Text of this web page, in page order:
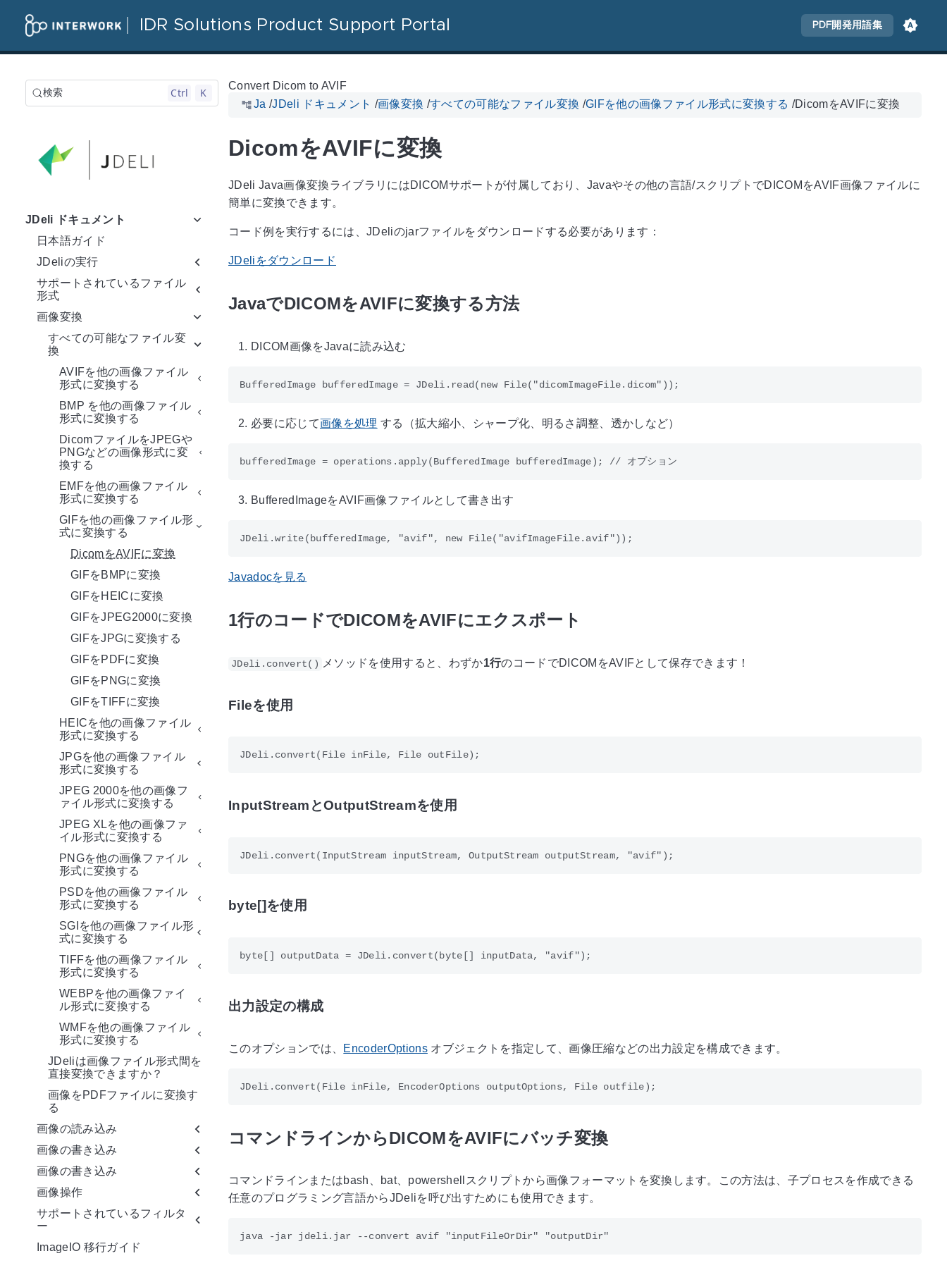
IDR Solutions Product Support Portal PDF開発用語集
検索 Ctrl K
JDeli ドキュメント
日本語ガイド
JDeliの実行
サポートされているファイル
形式
画像変換
すべての可能なファイル変
換
AVIFを他の画像ファイル
形式に変換する
BMP を他の画像ファイル
形式に変換する
DicomファイルをJPEGや
PNGなどの画像形式に変
換する
EMFを他の画像ファイル
形式に変換する
GIFを他の画像ファイル形
式に変換する
DicomをAVIFに変換
GIFをBMPに変換
GIFをHEICに変換
GIFをJPEG2000に変換
GIFをJPGに変換する
GIFをPDFに変換
GIFをPNGに変換
GIFをTIFFに変換
HEICを他の画像ファイル
形式に変換する
JPGを他の画像ファイル
形式に変換する
JPEG 2000を他の画像フ
ァイル形式に変換する
JPEG XLを他の画像ファ
イル形式に変換する
PNGを他の画像ファイル
形式に変換する
PSDを他の画像ファイル
形式に変換する
SGIを他の画像ファイル形
式に変換する
TIFFを他の画像ファイル
形式に変換する
WEBPを他の画像ファイ
ル形式に変換する
WMFを他の画像ファイル
形式に変換する
JDeliは画像ファイル形式間を
直接変換できますか？
画像をPDFファイルに変換す
る
画像の読み込み
画像の書き込み
画像の書き込み
画像操作
サポートされているフィルタ
ー
ImageIO 移行ガイド
Convert Dicom to AVIF
Ja /JDeli ドキュメント /画像変換 /すべての可能なファイル変換 /GIFを他の画像ファイル形式に変換する /DicomをAVIFに変換
DicomをAVIFに変換
JDeli Java画像変換ライブラリにはDICOMサポートが付属しており、Javaやその他の言語/スクリプトでDICOMをAVIF画像ファイルに
簡単に変換できます。
コード例を実行するには、JDeliのjarファイルをダウンロードする必要があります：
JDeliをダウンロード
JavaでDICOMをAVIFに変換する方法
DICOM画像をJavaに読み込む
必要に応じて画像を処理 する（拡大縮小、シャープ化、明るさ調整、透かしなど）
BufferedImageをAVIF画像ファイルとして書き出す
Javadocを見る
1行のコードでDICOMをAVIFにエクスポート
JDeli.convert() メソッドを使用すると、わずか1行のコードでDICOMをAVIFとして保存できます！
Fileを使用
InputStreamとOutputStreamを使用
byte[]を使用
出力設定の構成
このオプションでは、 EncoderOptionsオブジェクトを指定して、画像圧縮などの出力設定を構成できます。
コマンドラインからDICOMをAVIFにバッチ変換
コマンドラインまたはbash、bat、powershellスクリプトから画像フォーマットを変換します。この方法は、子プロセスを作成できる
任意のプログラミング言語からJDeliを呼び出すためにも使用できます。